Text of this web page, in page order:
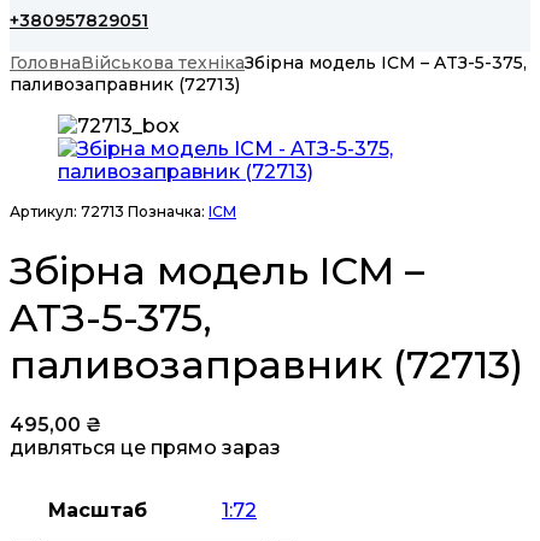
+380957829051
ГоловнаВійськова технікаЗбірна модель ICM – ATЗ-5-375,
паливозаправник (72713)
Артикул: 72713 Позначка: ICM
Збірна модель ICM –
ATЗ-5-375,
паливозаправник (72713)
495,00 ₴
дивляться це прямо зараз
Масштаб 1:72